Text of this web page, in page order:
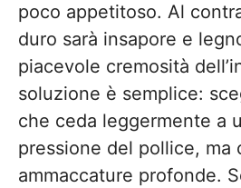
poco appetitoso. Al
duro sarà insapore e
piacevole cremosità
soluzione è semplice:
che ceda leggermente a
pressione del pollice, ma
ammaccature profonde.